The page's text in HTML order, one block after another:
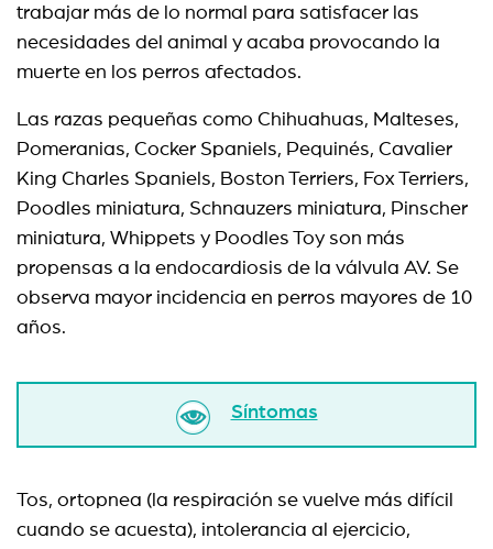
trabajar más de lo normal para satisfacer las
necesidades del animal y acaba provocando la
muerte en los perros afectados.
Las razas pequeñas como Chihuahuas, Malteses,
Pomeranias, Cocker Spaniels, Pequinés, Cavalier
King Charles Spaniels, Boston Terriers, Fox Terriers,
Poodles miniatura, Schnauzers miniatura, Pinscher
miniatura, Whippets y Poodles Toy son más
propensas a la endocardiosis de la válvula AV. Se
observa mayor incidencia en perros mayores de 10
años.
Síntomas
Tos, ortopnea (la respiración se vuelve más difícil
cuando se acuesta), intolerancia al ejercicio,